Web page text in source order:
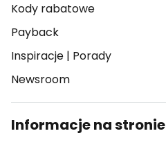
Kody rabatowe
Payback
Inspiracje | Porady
Newsroom
Informacje na stronie